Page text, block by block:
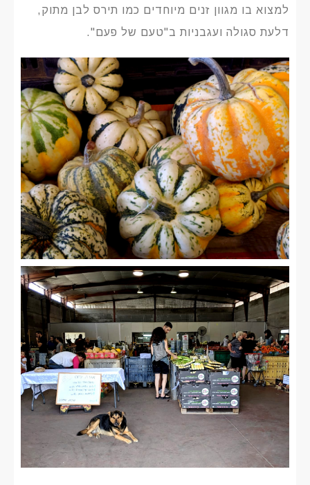
למצוא בו מגוון זנים מיוחדים כמו תירס לבן מתוק,
דלעת סגולה ועגבניות ב"טעם של פעם".